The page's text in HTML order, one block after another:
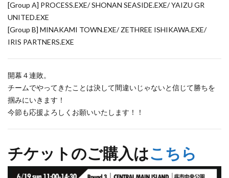
[Group A] PROCESS.EXE/ SHONAN SEASIDE.EXE/ YAIZU GR
UNITED.EXE
[Group B] MINAKAMI TOWN.EXE/ ZETHREE ISHIKAWA.EXE/
IRIS PARTNERS.EXE
開幕４連敗。
チームでやってきたことは決して間違いじゃないと信じて勝ちを
掴みにいきます！
今節も応援よろしくお願いいたします！！
チケットのご購入はこちら